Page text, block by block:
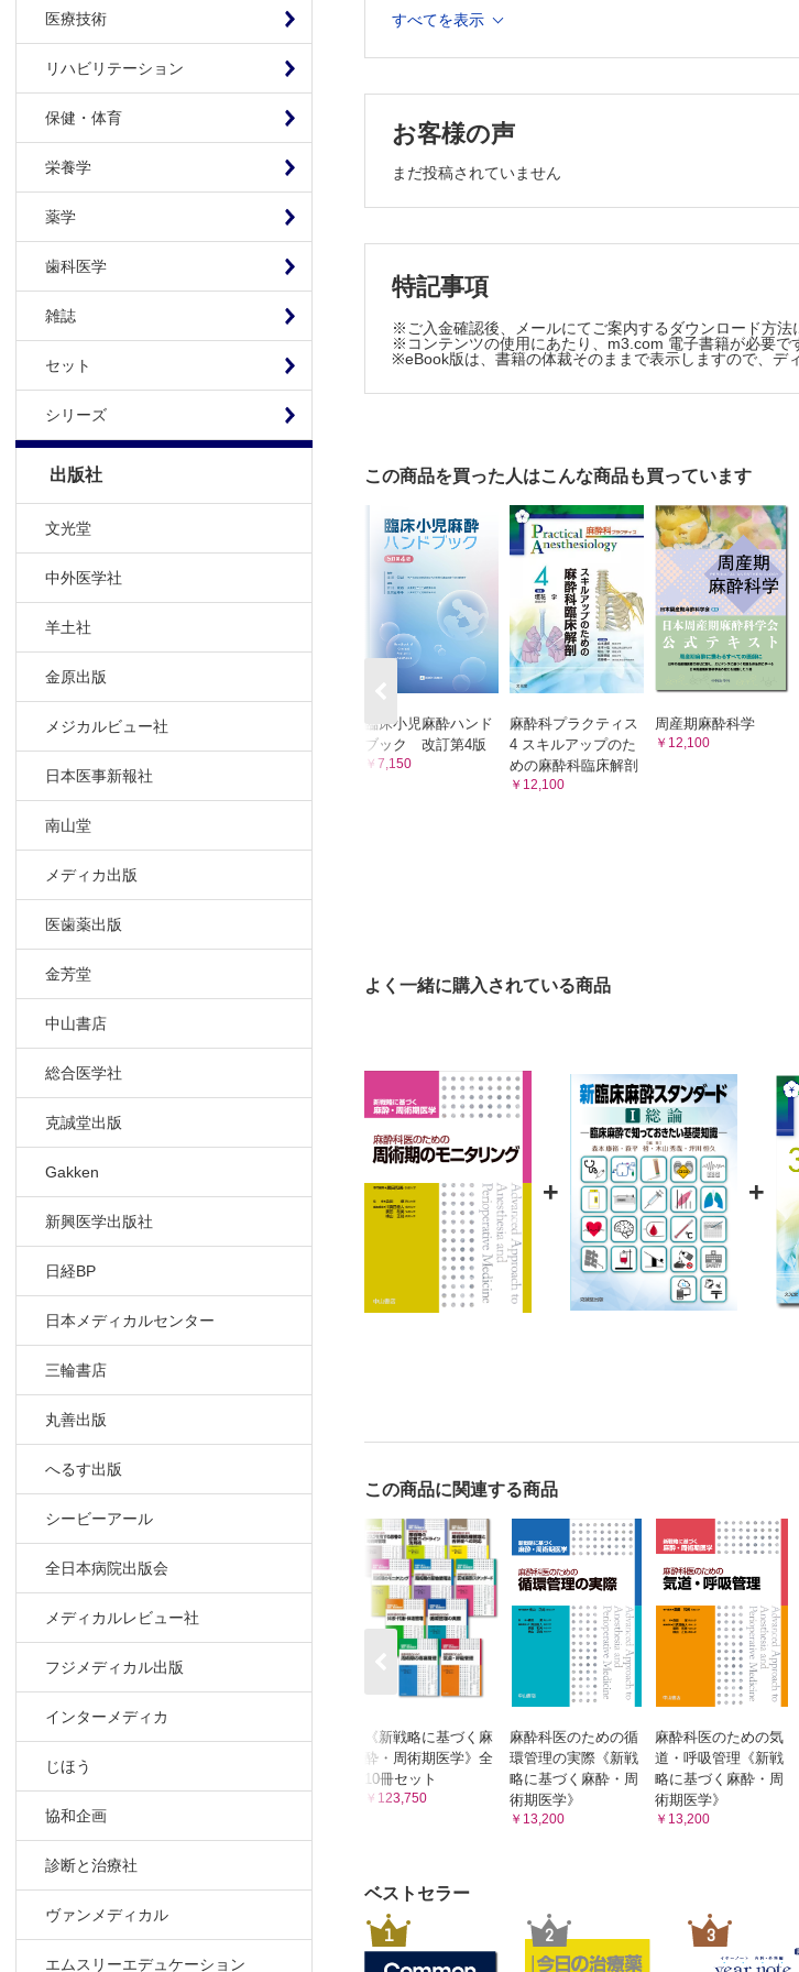
医療技術
リハビリテーション
保健・体育
栄養学
薬学
歯科医学
雑誌
セット
シリーズ
出版社
文光堂
中外医学社
羊土社
金原出版
メジカルビュー社
日本医事新報社
南山堂
メディカ出版
医歯薬出版
金芳堂
中山書店
総合医学社
克誠堂出版
Gakken
新興医学出版社
日経BP
日本メディカルセンター
三輪書店
丸善出版
へるす出版
シービーアール
全日本病院出版会
メディカルレビュー社
フジメディカル出版
インターメディカ
じほう
協和企画
診断と治療社
ヴァンメディカル
エムスリーエデュケーション
3-4-1 経食道心エコー法
適応と推奨される使用法
1 筋弛緩モニタリング
2 筋弛緩モニター測定
4 モニタリング部位
AMG モニタリングがゴール
Column なぜTOF比で
5章 パルスオキシメータ
5-1 通常型パルスオキシ
1 基本原理
2 使用目的
5-2 進化型パルスオキシ
1 体動時にうまくSpO2
2 パルスオキシメータ
3 メトヘモグロビン
4 カルボキシヘモグロビ
6章 体温
6-1 深部体温計 （立花俊
1 深部体温の測定の
2 深部体温の測定の実
1 測定原理
2 測定に影響する因子
3 各種麻酔薬とME
4 臨床使用の実際
5 おわりに
3 臨床使用の実際
1 全身麻酔下におけるVEPの歴史的背景
2 測定原理
3 測定に影響する因子
6 おわりに
1-6 脳酸素飽和度モニター（NIRS） （位田みつる，
1 測定原理
2 脳内酸素飽和度に影響を及ぼす因子
3 臨床使用の実際
2章 呼吸器系モニター
2-1 ガスモニター
1 カプノグラム波形の生理学的意味
2 測定原理
3 測定に影響する因子
2-1-3 経皮血液ガスモニター （菅沼絵美理，磯野史
Column 経皮炭酸ガスモニターの生体肺移植での
2-2 人工呼吸器モニター （小野寺悠，中根正樹，川
1 なぜ麻酔科医は人工呼吸をモニタリングしなけれ
3 呼吸機能モニター
4 症例呈示
5 おわりに
Column 呼吸モニタリングとしての評価の限界
3-2 中心静脈圧 （作田由香，藤田喜久）
2 臨床使用の実際
Column 肝頚静脈逆流現象
3-3 心拍出量 （柘植雅嗣，藤田喜久）
1 侵襲的COモニター（熱希釈式肺動脈カテーテル
2 非侵襲的COモニター
3 混合静脈血酸素飽和度モニター
4 おわりに
Column リチウム指示薬希釈法
Column 連続COモニタリング
3-4 超音波モニタリング
3-4-1 経食道心エコー法（TEE） （岡本浩嗣）
3 基本的技術
4 発展的知識
5 発展的技術
すべてを表示
お客様の声
まだ投稿されていません
特記事項
※ご入金確認後、メールにてご案内するダウンロード方法
※コンテンツの使用にあたり、m3.com 電子書籍が必要で
※eBook版は、書籍の体裁そのままで表示しますので、デ
この商品を買った人はこんな商品も買っています
臨床小児麻酔ハンド
ブック 改訂第4版
￥7,150
麻酔科プラクティス
4 スキルアップのた
めの麻酔科臨床解剖
￥12,100
周産期麻酔科学
￥12,100
よく一緒に購入されている商品
+ +
この商品に関連する商品
《新戦略に基づく麻
酔・周術期医学》全
10冊セット
￥123,750
麻酔科医のための循
環管理の実際《新戦
略に基づく麻酔・周
術期医学》
￥13,200
麻酔科医のための気
道・呼吸管理《新戦
略に基づく麻酔・周
術期医学》
￥13,200
ベストセラー
1 2 3